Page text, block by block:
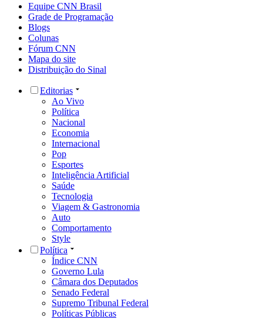
Equipe CNN Brasil
Grade de Programação
Blogs
Colunas
Fórum CNN
Mapa do site
Distribuição do Sinal
Editorias
Ao Vivo
Política
Nacional
Economia
Internacional
Pop
Esportes
Inteligência Artificial
Saúde
Tecnologia
Viagem & Gastronomia
Auto
Comportamento
Style
Política
Índice CNN
Governo Lula
Câmara dos Deputados
Senado Federal
Supremo Tribunal Federal
Políticas Públicas